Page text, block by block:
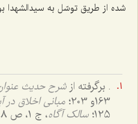
شده از طریق توسّل به سیدالشهدا
. برگرفته از شرح حدیث
163و 203؛
مبانی اخلاق در
125؛ سالک آگاه، ج 1، ص 88.